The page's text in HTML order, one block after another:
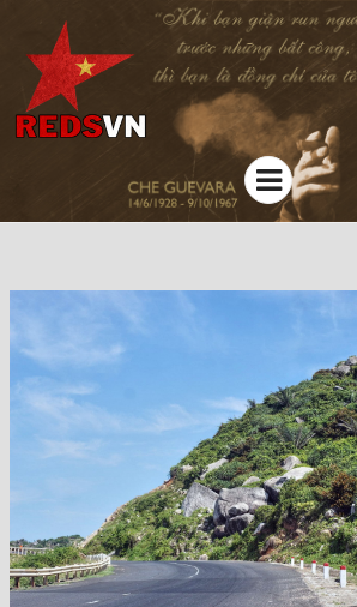
Kênh chia sẻ tri thức cộng đồng
Menu